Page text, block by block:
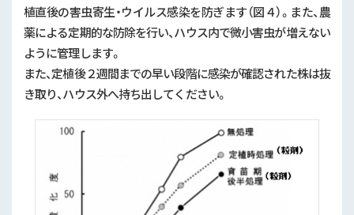
植直後の害虫寄生・ウイルス感染を防ぎます（図４）。また、農
薬による定期的な防除を行い、ハウス内で微小害虫が増えない
ように管理します。
また、定植後２週間までの早い段階に感染が確認された株は抜
き取り、ハウス外へ持ち出してください。